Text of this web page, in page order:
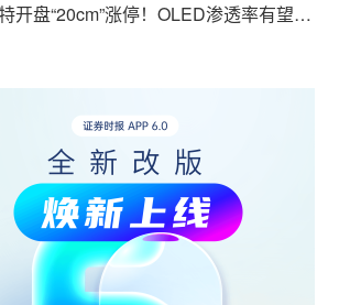
锴威特开盘“20cm”涨停！OLED渗透率有望攀升，高成长潜力股揭秘